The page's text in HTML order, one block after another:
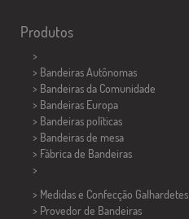
Produtos
>
> Bandeiras Autônomas
> Bandeiras da Comunidade
> Bandeiras Europa
> Bandeiras políticas
> Bandeiras de mesa
> Fábrica de Bandeiras
>
> Medidas e Confecção Galhardetes
> Provedor de Bandeiras